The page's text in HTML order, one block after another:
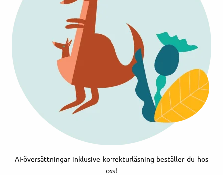
AI-översättningar inklusive korrekturläsning beställer du hos
oss!